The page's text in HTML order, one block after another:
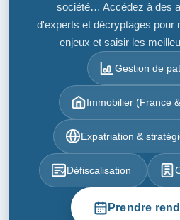
société… Accédez à des
d'experts et décryptages pour
enjeux et saisir les
Gestion de
Immobilier (France
Expatriation &
Défiscalisation
Prendre